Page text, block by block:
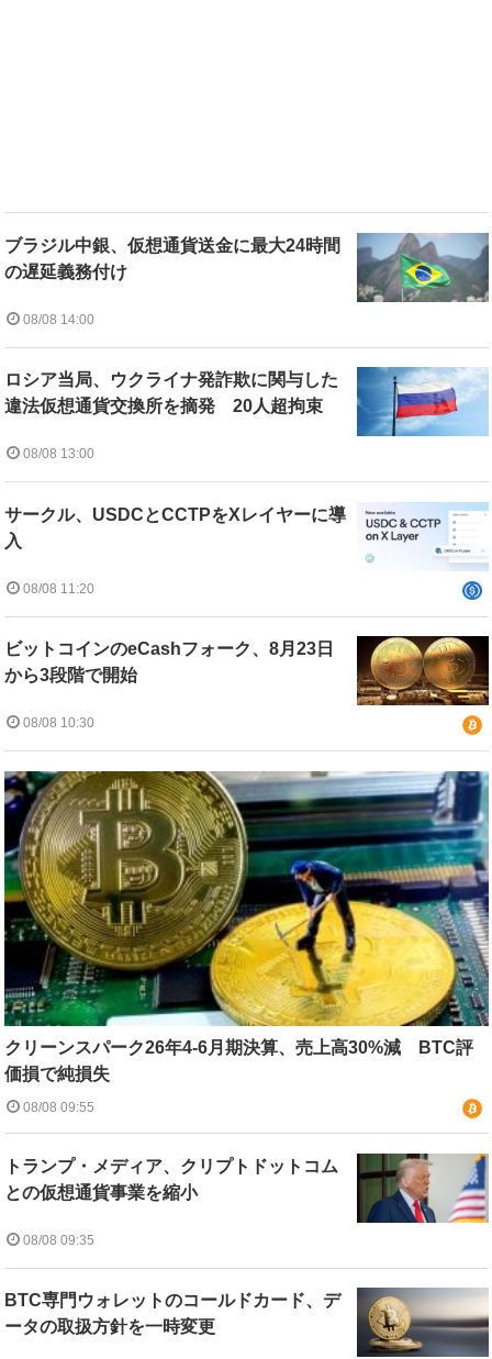
ブラジル中銀、仮想通貨送金に最大24時間
の遅延義務付け
08/08 14:00
ロシア当局、ウクライナ発詐欺に関与した
違法仮想通貨交換所を摘発 20人超拘束
08/08 13:00
サークル、USDCとCCTPをXレイヤーに導
入
08/08 11:20
ビットコインのeCashフォーク、8月23日
から3段階で開始
08/08 10:30
クリーンスパーク26年4-6月期決算、売上高30%減 BTC評
価損で純損失
08/08 09:55
トランプ・メディア、クリプトドットコム
との仮想通貨事業を縮小
08/08 09:35
BTC専門ウォレットのコールドカード、デ
ータの取扱方針を一時変更